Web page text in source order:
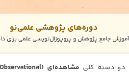
دوره‌های پژوهشی علمی‌نو
جامع پژوهش و پروپوزال‌نویسی علمی برای
دو دسته کلی مشاهده‌ای (Observational)